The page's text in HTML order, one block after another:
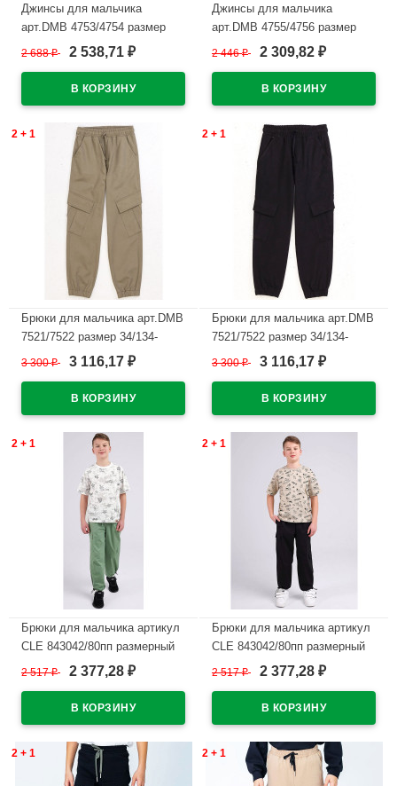
Джинсы для мальчика
арт.DMB 4753/4754 размер
34/134-44/164 цвет индиго
2 688₽ 2 538,71 ₽
Джинсы для мальчика
арт.DMB 4755/4756 размер
26/104-32/128 цвет черный
2 446₽ 2 309,82 ₽
2 + 1
Брюки для мальчика арт.DMB
7521/7522 размер 34/134-
44/164 цвет хаки
3 300₽ 3 116,17 ₽
2 + 1
Брюки для мальчика арт.DMB
7521/7522 размер 34/134-
44/164 цвет черный
3 300₽ 3 116,17 ₽
2 + 1
Брюки для мальчика артикул
CLE 843042/80пп размерный
ряд 34/134-42/158 цвет
2 517₽ 2 377,28 ₽
2 + 1
Брюки для мальчика артикул
CLE 843042/80пп размерный
ряд 34/134-42/158 цвет
2 517₽ 2 377,28 ₽
2 + 1 2 + 1